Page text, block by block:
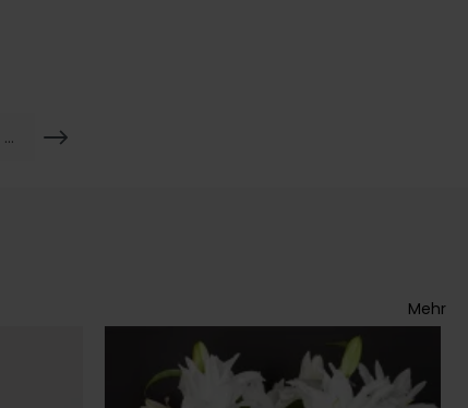
Frische Sonnenblumen im Herbst!
Mehr